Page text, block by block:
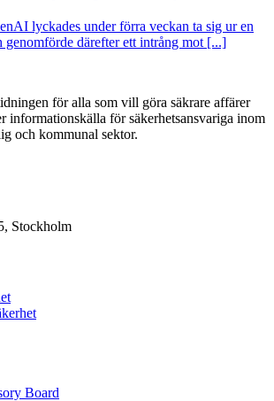
lyckades under förra veckan ta sig ur en
genomförde därefter ett intrång mot [...]
för alla som vill göra säkrare affärer
informationskälla för säkerhets­ansvariga inom
och kommunal sektor.
Stockholm
Board